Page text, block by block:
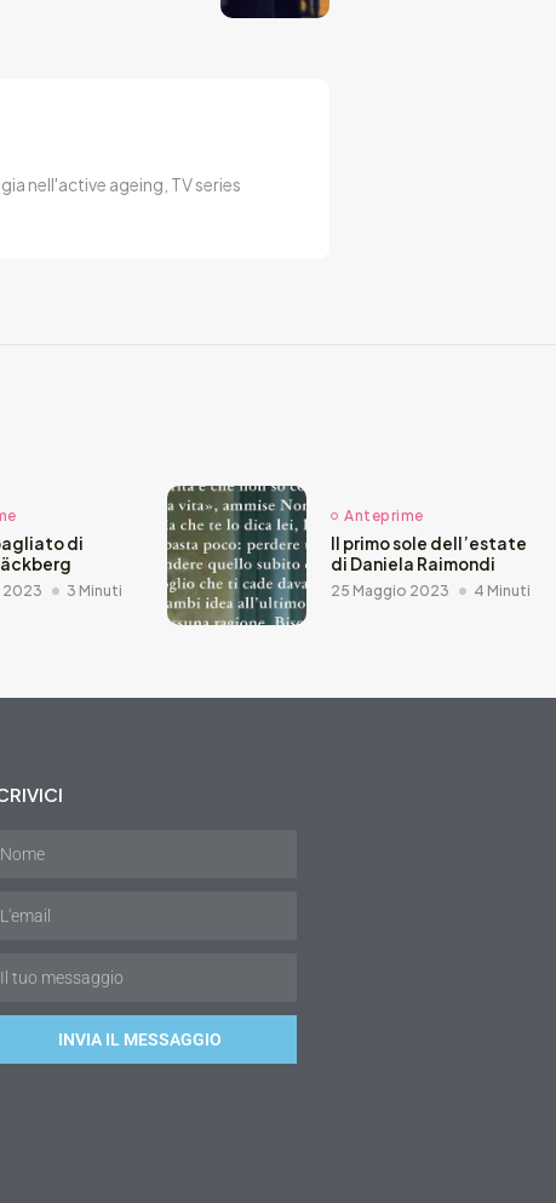
nell'active ageing, TV series
di
2023 3 Minuti
Anteprime
Il primo sole dell’estate
di Daniela Raimondi
25 Maggio 2023 4 Minuti
INVIA IL MESSAGGIO